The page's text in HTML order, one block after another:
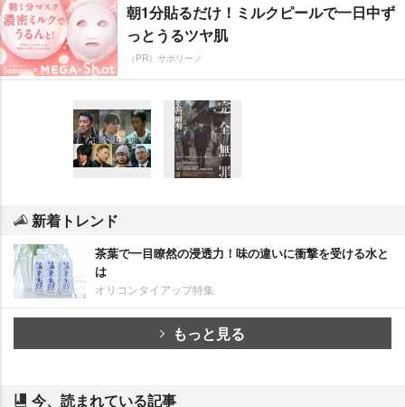
朝1分貼るだけ！ミルクピールで一日中ず
っとうるツヤ肌
（PR）サボリーノ
新着トレンド
茶葉で一目瞭然の浸透力！味の違いに衝撃を受ける水と
は
オリコンタイアップ特集
もっと見る
今、読まれている記事